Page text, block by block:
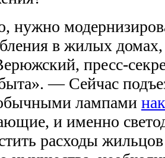
нужно
в жилых
пресс-
— Сейчас
лампами
и именно
расходы